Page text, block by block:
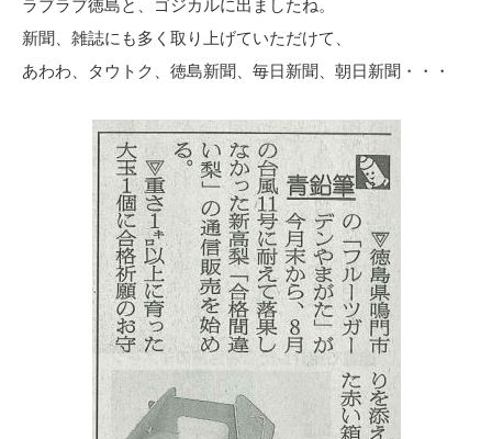
新聞、雑誌にも多く取り上げていただけて、
あわわ、タウトク、徳島新聞、毎日新聞、朝日新聞・・・